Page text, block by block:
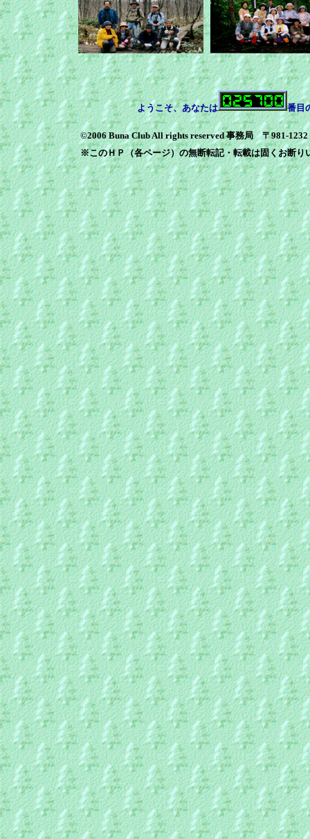
ようこそ、あなたは 番目
©2006 Buna Club All rights reserved 事務局 〒981-1232
※このＨＰ（各ページ）の無断転記・転載は固くお断り